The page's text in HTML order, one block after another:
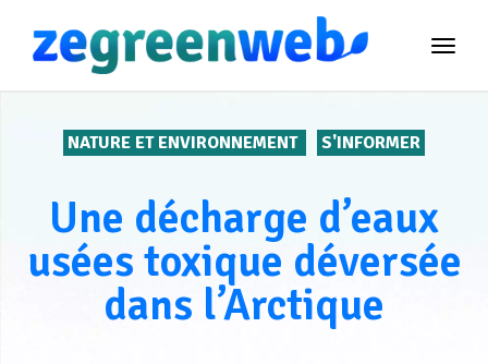
NATURE ET ENVIRONNEMENT S'INFORMER
Une décharge d’eaux
usées toxique déversée
dans l’Arctique